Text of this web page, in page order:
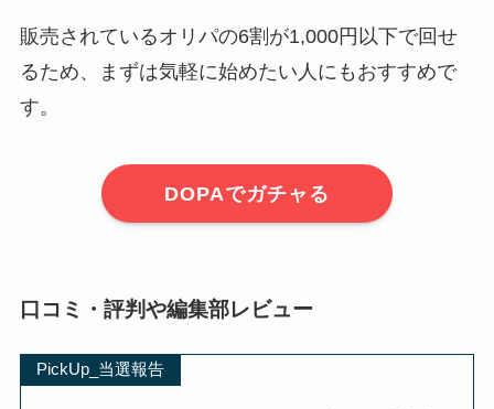
販売されているオリパの6割が1,000円以下で回せ
るため、まずは気軽に始めたい人にもおすすめで
す。
DOPAでガチャる
口コミ・評判や編集部レビュー
PickUp_当選報告